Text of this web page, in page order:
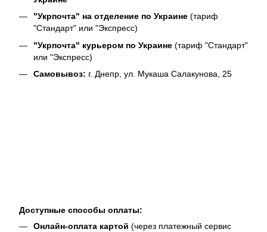
"Укрпочта" на отделение по Украине (тариф
"Стандарт" или "Экспресс)
"Укрпочта" курьером по Украине (тариф "Стандарт"
или "Экспресс)
Самовывоз: г. Днепр, ул. Мукаша Салакунова, 25
Доступные способы оплаты:
Онлайн-оплата картой (через платежный сервис